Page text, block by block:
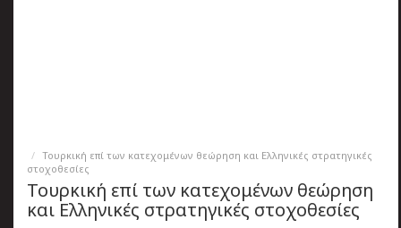
Τουρκική επί των κατεχομένων θεώρηση και Ελληνικές στρατηγικές
στοχοθεσίες
Τουρκική επί των κατεχομένων θεώρηση
και Ελληνικές στρατηγικές στοχοθεσίες